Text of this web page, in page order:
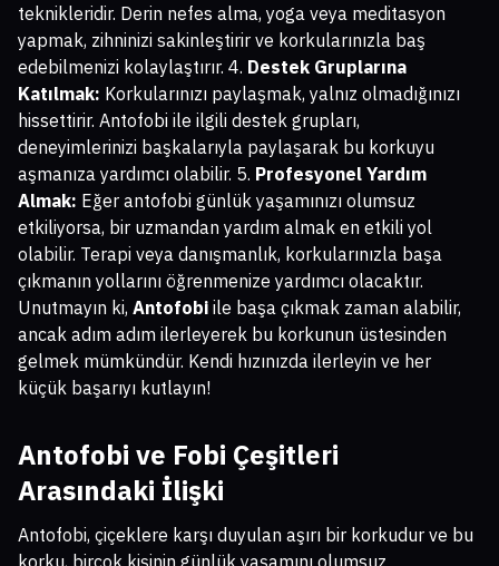
teknikleridir. Derin nefes alma, yoga veya meditasyon
yapmak, zihninizi sakinleştirir ve korkularınızla baş
edebilmenizi kolaylaştırır. 4. Destek Gruplarına
Katılmak: Korkularınızı paylaşmak, yalnız olmadığınızı
hissettirir. Antofobi ile ilgili destek grupları,
deneyimlerinizi başkalarıyla paylaşarak bu korkuyu
aşmanıza yardımcı olabilir. 5. Profesyonel Yardım
Almak: Eğer antofobi günlük yaşamınızı olumsuz
etkiliyorsa, bir uzmandan yardım almak en etkili yol
olabilir. Terapi veya danışmanlık, korkularınızla başa
çıkmanın yollarını öğrenmenize yardımcı olacaktır.
Unutmayın ki, Antofobi ile başa çıkmak zaman alabilir,
ancak adım adım ilerleyerek bu korkunun üstesinden
gelmek mümkündür. Kendi hızınızda ilerleyin ve her
küçük başarıyı kutlayın!
Antofobi ve Fobi Çeşitleri
Arasındaki İlişki
Antofobi, çiçeklere karşı duyulan aşırı bir korkudur ve bu